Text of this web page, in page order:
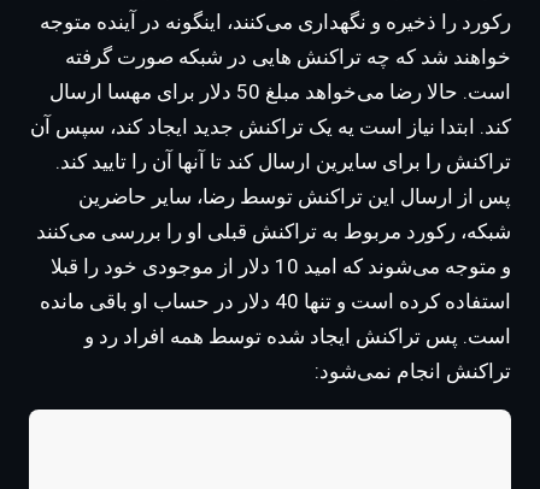
رکورد را ذخیره و نگهداری می‌کنند، اینگونه در آینده متوجه
خواهند شد که چه تراکنش هایی در شبکه صورت گرفته
است. حالا رضا می‌خواهد مبلغ 50 دلار برای مهسا ارسال
کند. ابتدا نیاز است یه یک تراکنش جدید ایجاد کند، سپس آن
تراکنش را برای سایرین ارسال کند تا آنها آن را تایید کند.
پس از ارسال این تراکنش توسط رضا، سایر حاضرین
شبکه، رکورد مربوط به تراکنش قبلی او را بررسی می‌کنند
و متوجه می‌شوند که امید 10 دلار از موجودی خود را قبلا
استفاده کرده است و تنها 40 دلار در حساب او باقی مانده
است. پس تراکنش ایجاد شده توسط همه افراد رد و
تراکنش انجام نمی‌شود: